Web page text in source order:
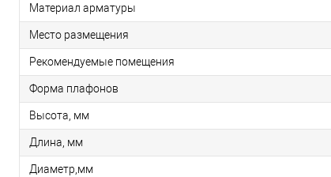
Материал арматуры
Место размещения
Рекомендуемые помещения
Форма плафонов
Высота, мм
Длина, мм
Диаметр,мм